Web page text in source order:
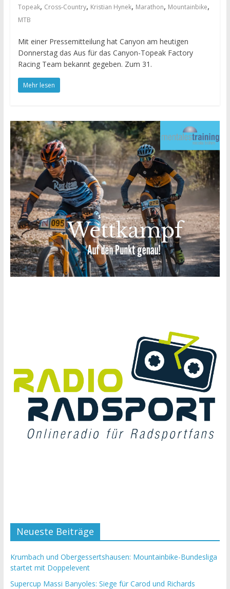
Topeak, Cross-Country, Kristian Hynek, Marathon, Mountainbike,
MTB
Mit einer Pressemitteilung hat Canyon am heutigen
Donnerstag das Aus für das Canyon-Topeak Factory
Racing Team bekannt gegeben. Zum 31.
Mehr lesen
Neueste Beiträge
Krumbach und Obergessertshausen: Mountainbike-Bundesliga
startet mit Doppelevent
Supercup Massi Banyoles: Siege für Carod und Richards